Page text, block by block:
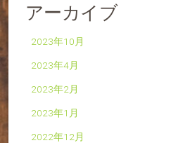
アーカイブ
2023年10月
2023年4月
2023年2月
2023年1月
2022年12月